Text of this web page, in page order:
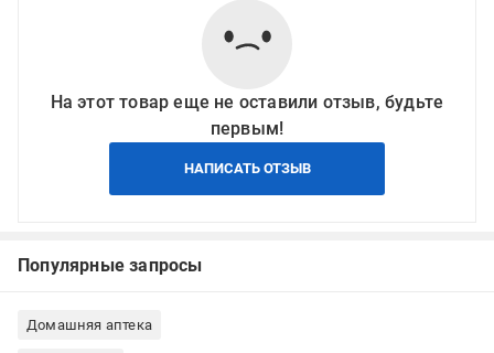
На этот товар еще не оставили отзыв, будьте
первым!
НАПИСАТЬ ОТЗЫВ
Популярные запросы
Домашняя аптека